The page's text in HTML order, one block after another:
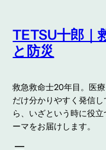
容
を
ス
ッ
プ
TETSU十郎｜
と防災
救急救命士20年目。医
だけ分かりやすく発信
ら、いざという時に役
ーマをお届けします。